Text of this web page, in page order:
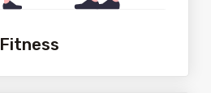
Fitness